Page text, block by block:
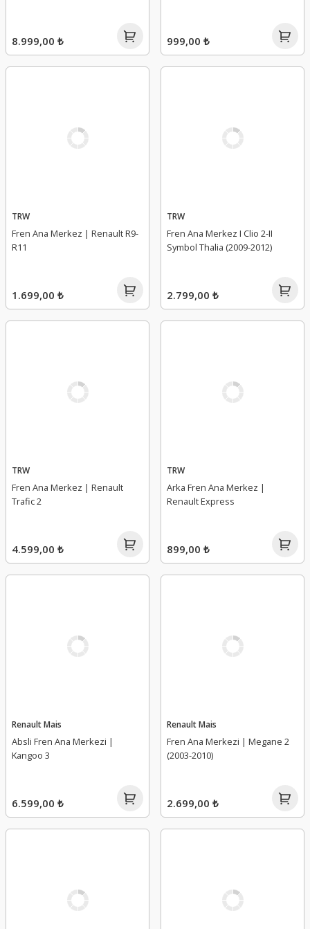
8.999,00 ₺ 999,00 ₺
TRW
Fren Ana Merkez | Renault R9-
R11
1.699,00 ₺
TRW
Fren Ana Merkez I Clio 2-II
Symbol Thalia (2009-2012)
2.799,00 ₺
TRW
Fren Ana Merkez | Renault
Trafic 2
4.599,00 ₺
TRW
Arka Fren Ana Merkez |
Renault Express
899,00 ₺
Renault Mais
Absli Fren Ana Merkezi |
Kangoo 3
6.599,00 ₺
Renault Mais
Fren Ana Merkezi | Megane 2
(2003-2010)
2.699,00 ₺